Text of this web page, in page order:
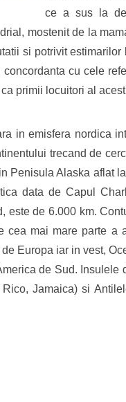
ce a sus la
mostenit de la
si potrivit
cu cele
primii locuitori al
in emisfera nordica
trecand de
Penisula Alaska aflat
data de Capul
este de 6.000 km.
cea mai mare parte
Europa iar in vest,
de Sud.
Jamaica) si